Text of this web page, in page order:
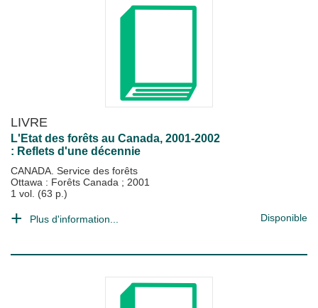
LIVRE
L'Etat des forêts au Canada, 2001-2002
: Reflets d'une décennie
CANADA. Service des forêts
Ottawa : Forêts Canada ; 2001
1 vol. (63 p.)
Plus d'information... Disponible